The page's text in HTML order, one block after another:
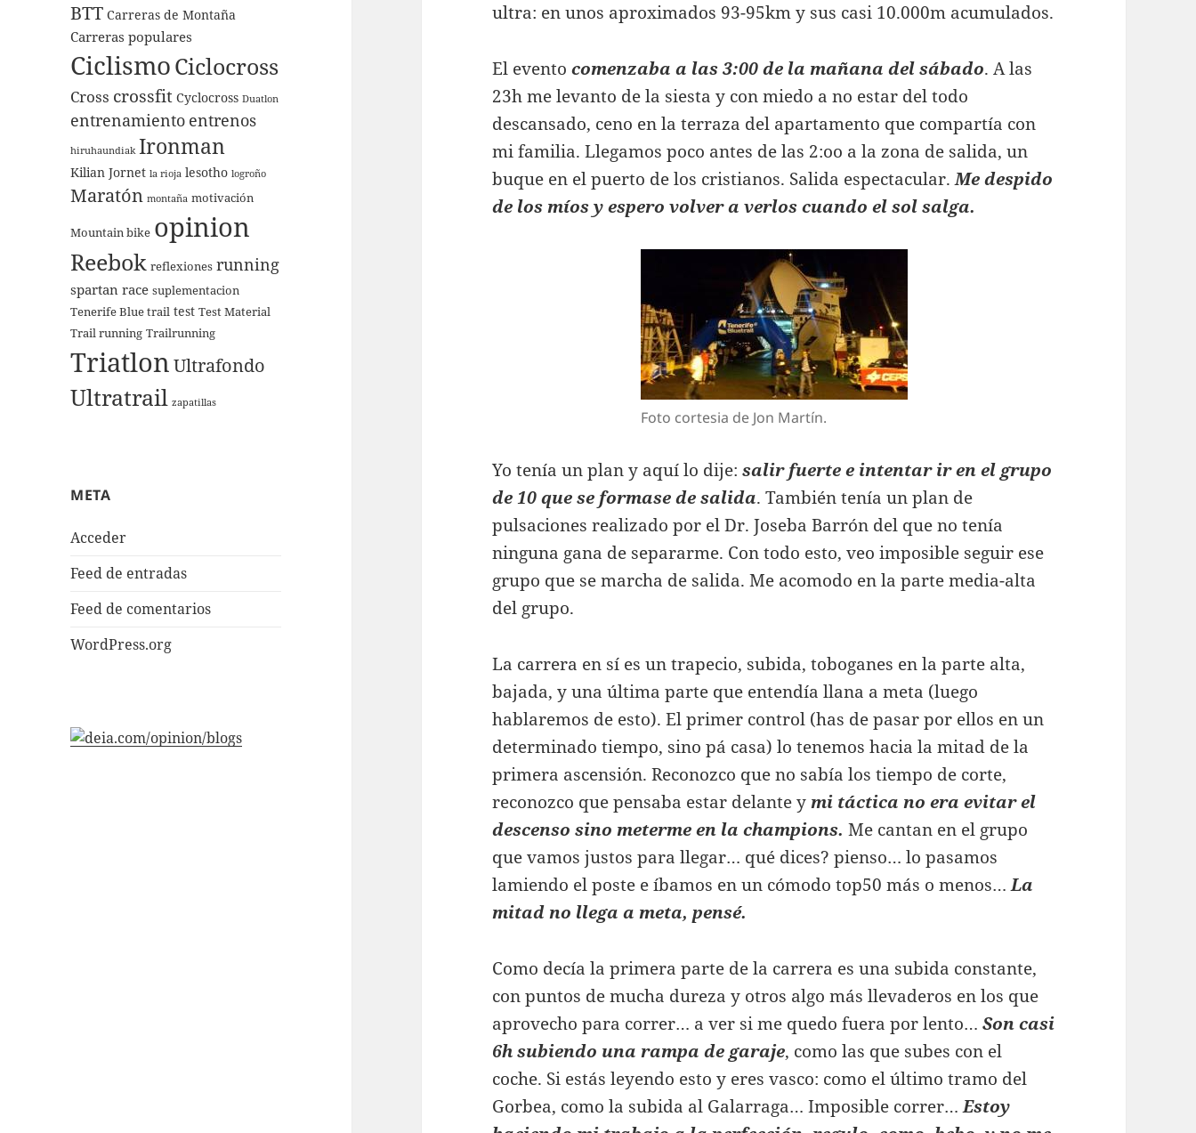
BTT Carreras de Montaña
Carreras populares
CiclismoCiclocross
Cross crossfit Cyclocross Duatlon
entrenamiento entrenos
hiruhaundiak Ironman
Kilian Jornet la rioja lesotho logroño
Maratón montaña motivación
Mountain bike opinion
Reebok reflexiones running
spartan race suplementacion
Tenerife Blue trail test Test Material
Trail running Trailrunning
TriatlonUltrafondo
Ultratrail zapatillas
META
Acceder
Feed de entradas
Feed de comentarios
WordPress.org
ultra: en unos aproximados 93-95km y sus casi 10.000m acumulados.
El eventocomenzaba a las 3:00 de la mañana del sábado. A las
23h me levanto de la siesta y con miedo a no estar del todo
descansado, ceno en la terraza del apartamento que compartía con
mi familia. Llegamos poco antes de las 2:oo a la zona de salida, un
buque en el puerto de los cristianos. Salida espectacular.Me despido
de los míos y espero volver a verlos cuando el sol salga.
Foto cortesia de Jon Martín.
Yo tenía un plan y aquí lo dije:salir fuerte e intentar ir en el grupo
de 10 que se formase de salida. También tenía un plan de
pulsaciones realizado por el Dr. Joseba Barrón del que no tenía
ninguna gana de separarme. Con todo esto, veo imposible seguir ese
grupo que se marcha de salida. Me acomodo en la parte media-alta
del grupo.
La carrera en sí es un trapecio, subida, toboganes en la parte alta,
bajada, y una última parte que entendía llana a meta (luego
hablaremos de esto). El primer control (has de pasar por ellos en un
determinado tiempo, sino pá casa) lo tenemos hacia la mitad de la
primera ascensión. Reconozco que no sabía los tiempo de corte,
reconozco que pensaba estar delante ymi táctica no era evitar el
descenso sino meterme en la champions. Me cantan en el grupo
que vamos justos para llegar… qué dices? pienso… lo pasamos
lamiendo el poste e íbamos en un cómodo top50 más o menos…La
mitad no llega a meta, pensé.
Como decía la primera parte de la carrera es una subida constante,
con puntos de mucha dureza y otros algo más llevaderos en los que
aprovecho para correr… a ver si me quedo fuera por lento…Son casi
6h subiendo una rampa de garaje, como las que subes con el
coche. Si estás leyendo esto y eres vasco: como el último tramo del
Gorbea, como la subida al Galarraga… Imposible correr…Estoy